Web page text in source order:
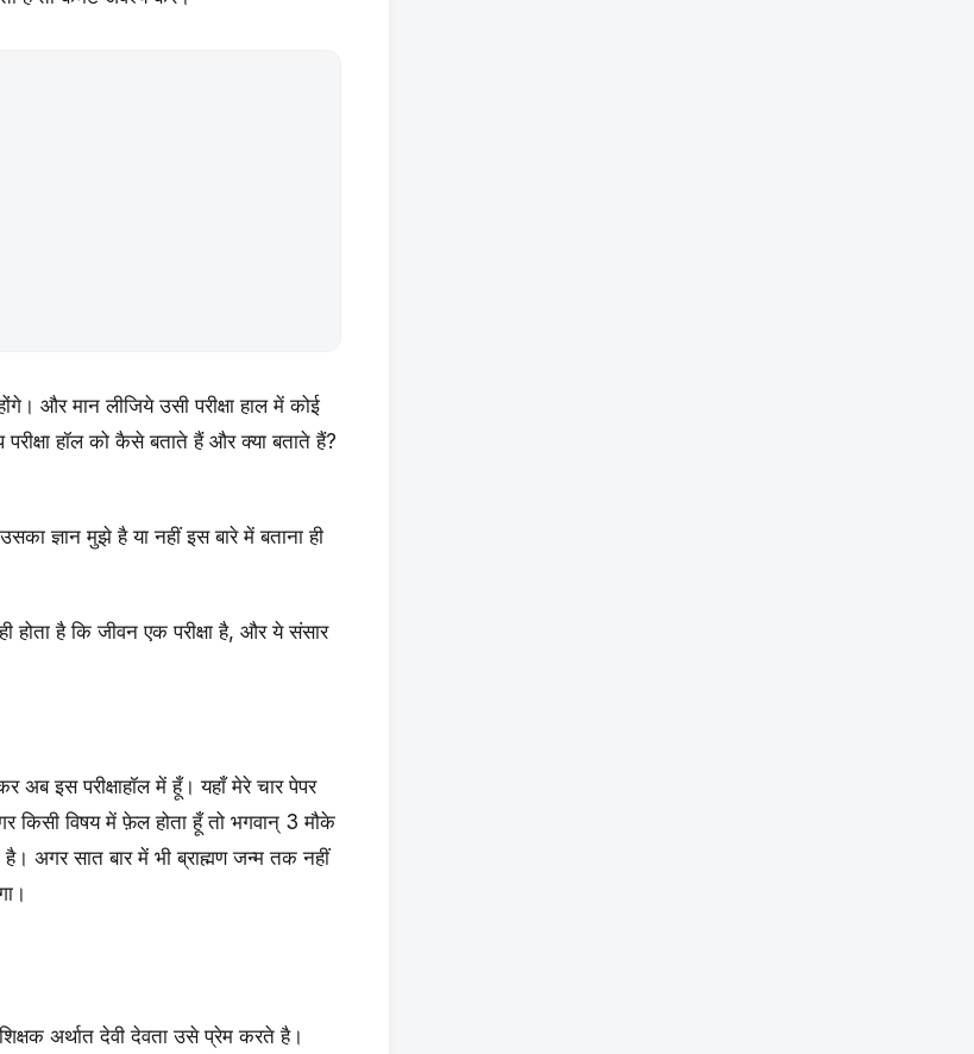
और मान लीजिये उसी परीक्षा हाल में कोई
हॉल को कैसे बताते हैं और क्या बताते हैं?
ज्ञान मुझे है या नहीं इस बारे में बताना ही
होता है कि जीवन एक परीक्षा है, और ये संसार
इस परीक्षाहॉल में हूँ। यहाँ मेरे चार पेपर
किसी विषय में फ़ेल होता हूँ तो भगवान् 3 मौके
अगर सात बार में भी ब्राह्मण जन्म तक नहीं
अर्थात देवी देवता उसे प्रेम करते है।